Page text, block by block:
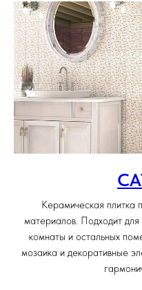
Керамическая плитка
материалов. Подходит
комнаты и остальных
мозаика и декоративные